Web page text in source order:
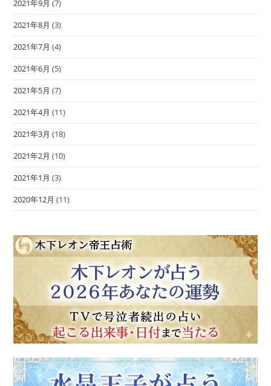
2021年9月 (7)
2021年8月 (3)
2021年7月 (4)
2021年6月 (5)
2021年5月 (7)
2021年4月 (11)
2021年3月 (18)
2021年2月 (10)
2021年1月 (3)
2020年12月 (11)